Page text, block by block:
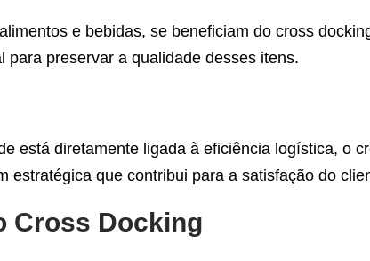
e bebidas, se beneficiam do cross
preservar a qualidade desses itens.
está diretamente ligada à eficiência logística, o
estratégica que contribui para a satisfação do
Cross Docking